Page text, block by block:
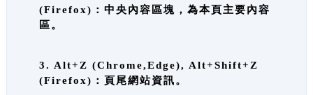
(Firefox)：中央內容區塊，為本頁主要內容
區。
3. Alt+Z (Chrome,Edge), Alt+Shift+Z
(Firefox)：頁尾網站資訊。